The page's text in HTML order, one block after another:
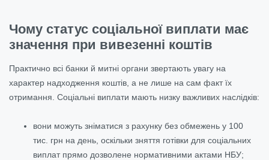
Чому статус соціальної виплати має
значення при вивезенні коштів
Практично всі банки й митні органи звертають увагу на
характер надходження коштів, а не лише на сам факт їх
отримання. Соціальні виплати мають низку важливих наслідків:
вони можуть зніматися з рахунку без обмежень у 100
тис. грн на день, оскільки зняття готівки для соціальних
виплат прямо дозволене нормативними актами НБУ;